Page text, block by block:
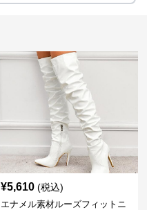
¥5,610 (税込)
エナメル素材ルーズフィットニ